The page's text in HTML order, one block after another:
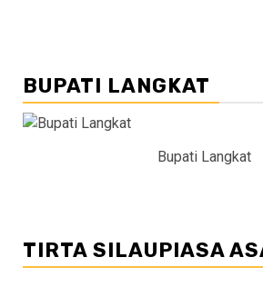
BUPATI LANGKAT
Bupati Langkat
TIRTA SILAUPIASA